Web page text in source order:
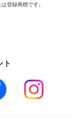
登録商標です。
ト